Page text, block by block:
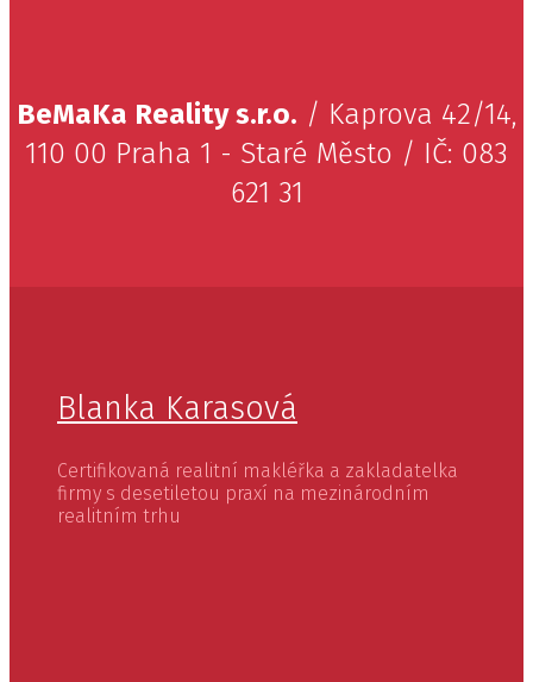
BeMaKa Reality s.r.o. / Kaprova 42/14,
110 00 Praha 1 - Staré Město / IČ: 083
621 31
Blanka Karasová
Certifikovaná realitní makléřka a zakladatelka
firmy s desetiletou praxí na mezinárodním
realitním trhu